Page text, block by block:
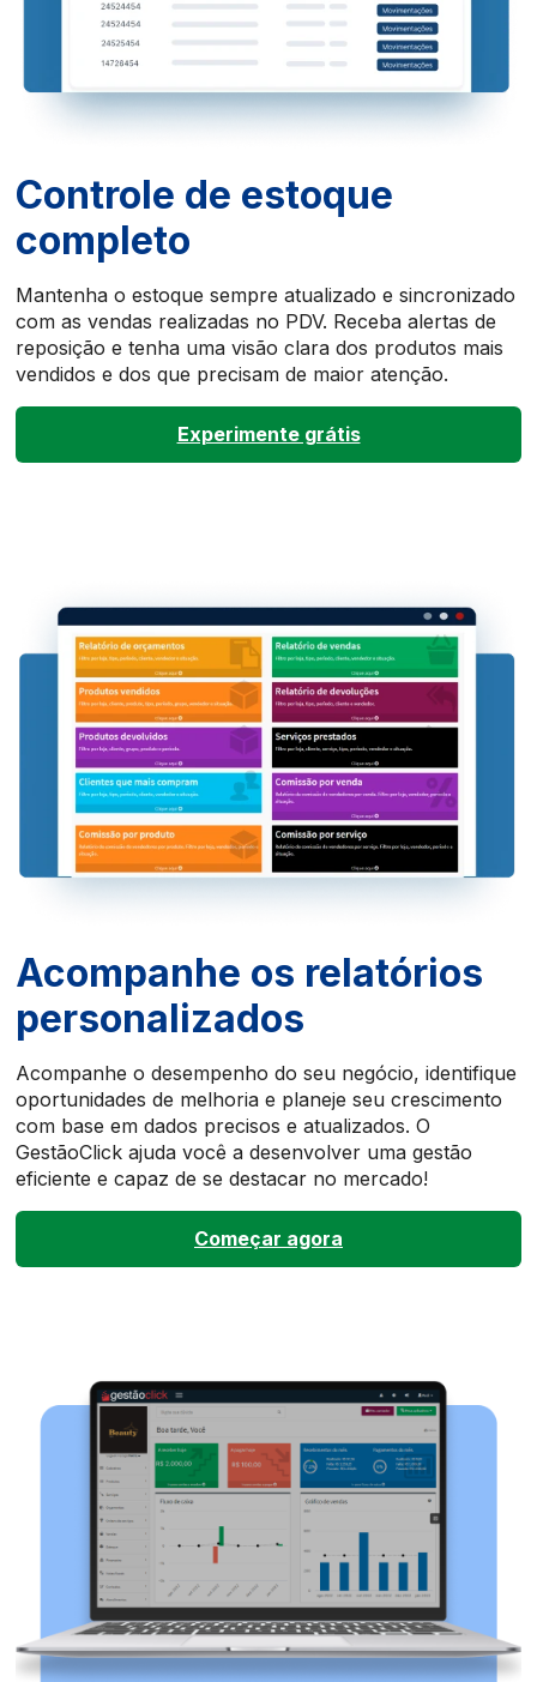
Controle de estoque
completo
Mantenha o estoque sempre atualizado e sincronizado
com as vendas realizadas no PDV. Receba alertas de
reposição e tenha uma visão clara dos produtos mais
vendidos e dos que precisam de maior atenção.
Experimente grátis
Acompanhe os relatórios
personalizados
Acompanhe o desempenho do seu negócio, identifique
oportunidades de melhoria e planeje seu crescimento
com base em dados precisos e atualizados. O
GestãoClick ajuda você a desenvolver uma gestão
eficiente e capaz de se destacar no mercado!
Começar agora